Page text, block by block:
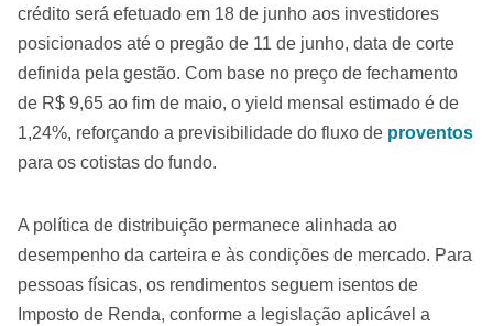
crédito será efetuado em 18 de junho aos investidores
posicionados até o pregão de 11 de junho, data de corte
definida pela gestão. Com base no preço de fechamento
de R$ 9,65 ao fim de maio, o yield mensal estimado é de
1,24%, reforçando a previsibilidade do fluxo de proventos
para os cotistas do fundo.
A política de distribuição permanece alinhada ao
desempenho da carteira e às condições de mercado. Para
pessoas físicas, os rendimentos seguem isentos de
Imposto de Renda, conforme a legislação aplicável a